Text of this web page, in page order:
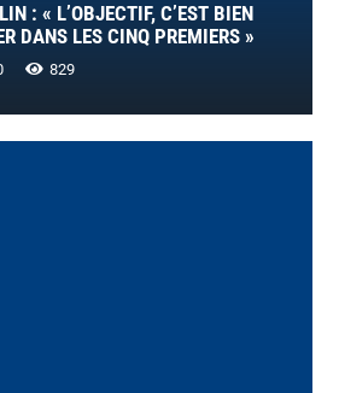
: « L’OBJECTIF, C’EST BIEN
DANS LES CINQ PREMIERS »
829